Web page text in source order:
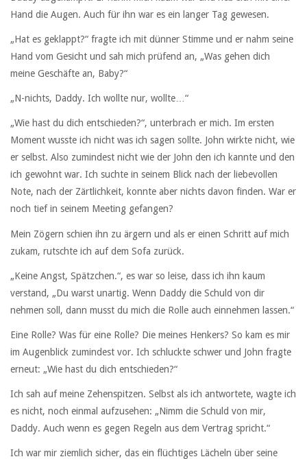
Hand die Augen. Auch für ihn war es ein langer Tag gewesen.
„Hat es geklappt?“ fragte ich mit dünner Stimme und er nahm seine
Hand vom Gesicht und sah mich prüfend an, „Was gehen dich
meine Geschäfte an, Baby?“
„N-nichts, Daddy. Ich wollte nur, wollte…“
„Wie hast du dich entschieden?“, unterbrach er mich. Im ersten
Moment wusste ich nicht was ich sagen sollte. John wirkte nicht, wie
er selbst. Also zumindest nicht wie der John den ich kannte und den
ich gewohnt war. Ich suchte in seinem Blick nach der liebevollen
Note, nach der Zärtlichkeit, konnte aber nichts davon finden. War er
noch tief in seinem Meeting gefangen?
Mein Zögern schien ihn zu ärgern und als er einen Schritt auf mich
zukam, rutschte ich auf dem Sofa zurück.
„Keine Angst, Spätzchen.“, es war so leise, dass ich ihn kaum
verstand, „Du warst unartig. Wenn Daddy die Schuld von dir
nehmen soll, dann musst du mich die Rolle auch einnehmen lassen.“
Eine Rolle? Was für eine Rolle? Die meines Henkers? So kam es mir
im Augenblick zumindest vor. Ich schluckte schwer und John fragte
erneut: „Wie hast du dich entschieden?“
Ich sah auf meine Zehenspitzen. Selbst als ich antwortete, wagte ich
es nicht, noch einmal aufzusehen: „Nimm die Schuld von mir,
Daddy. Auch wenn es gegen Regeln aus dem Vertrag spricht.“
Ich war mir ziemlich sicher, das ein flüchtiges Lächeln über seine